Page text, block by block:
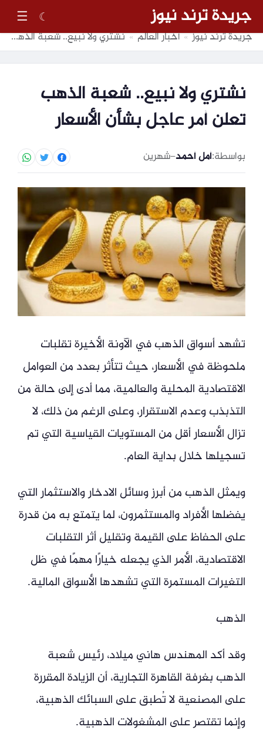
جريدة ترند نيوز ☾
☰
جريدة ترند نيوز » أخبار العالم » نشتري ولا نبيع.. شعبة الذهب تعلن أمر عاجل بشأن الأسعار
نشتري ولا نبيع.. شعبة الذهب
تعلن أمر عاجل بشأن الأسعار
بواسطة:أمل أحمد–شهرين
تشهد أسواق الذهب في الآونة الأخيرة تقلبات
ملحوظة في الأسعار، حيث تتأثر بعدد من العوامل
الاقتصادية المحلية والعالمية، مما أدى إلى حالة من
التذبذب وعدم الاستقرار، وعلى الرغم من ذلك، لا
تزال الأسعار أقل من المستويات القياسية التي تم
تسجيلها خلال بداية العام.
ويمثل الذهب من أبرز وسائل الادخار والاستثمار التي
يفضلها الأفراد والمستثمرون، لما يتمتع به من قدرة
على الحفاظ على القيمة وتقليل أثر التقلبات
الاقتصادية، الأمر الذي يجعله خيارًا مهمًا في ظل
التغيرات المستمرة التي تشهدها الأسواق المالية.
الذهب
وقد أكد المهندس هاني ميلاد، رئيس شعبة
الذهب بغرفة القاهرة التجارية، أن الزيادة المقررة
على المصنعية لا تُطبق على السبائك الذهبية،
وإنما تقتصر على المشغولات الذهبية.